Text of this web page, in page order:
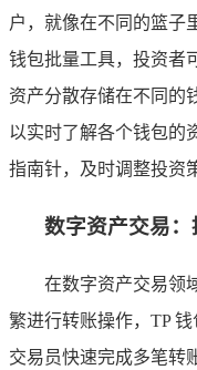
户，就像在不同的篮子
钱包批量工具，投资者
资产分散存储在不同的
以实时了解各个钱包的
指南针，及时调整投资
数字资产交易
在数字资产交易领
繁进行转账操作，TP
交易员快速完成多笔转